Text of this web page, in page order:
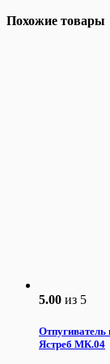
Похожие товары
5.00 из 5
Отпугиватель
Ястреб МК.04